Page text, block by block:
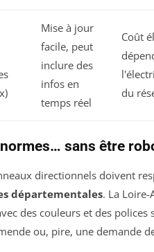
Mise à jour
facile, peut
inclure des
infos en
temps réel
Coût
du
sans être
directionnels doivent
départementales. La
des couleurs et des polices
ou, pire, une demande